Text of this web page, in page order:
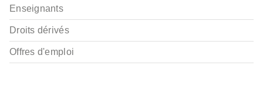
Enseignants
Droits dérivés
Offres d'emploi